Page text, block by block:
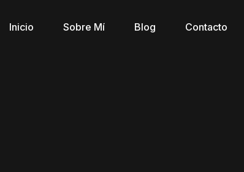
Inicio Sobre Mí Blog Contacto